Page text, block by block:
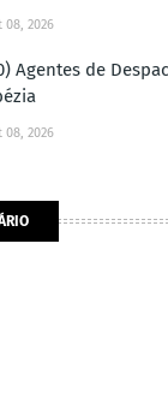
08, 2026
Agentes de
08, 2026